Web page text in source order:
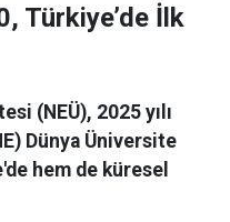
Türkiye’de İlk
(NEÜ), 2025 yılı
Dünya Üniversite
hem de küresel